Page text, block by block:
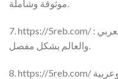
موثوقة وشاملة.
7. https://5reb.com/ : يغطي هذا الموقع أخبار العالم العربي
والعالم بشكل مفصل.
8. https://5reb.com/ نت: يوفر هذا الموقع أخباراً عالمية وعربية